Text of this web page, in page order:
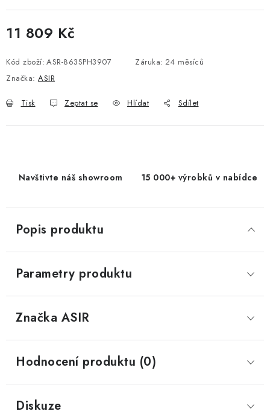
11 809 Kč
Kód zboží: ASR-863SPH3907 Záruka: 24 měsíců
Značka: ASIR
Tisk Zeptat se Hlídat Sdílet
Navštivte náš showroom 15 000+ výrobků v nabídce
Popis produktu
Parametry produktu
Značka ASIR
Hodnocení produktu (0)
Diskuze